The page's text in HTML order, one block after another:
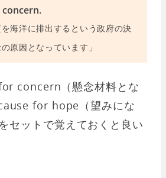
を海洋に排出するという政府の決
原因となっています」
concern（懸念材料とな
for hope（望みにな
セットで覚えておくと良い